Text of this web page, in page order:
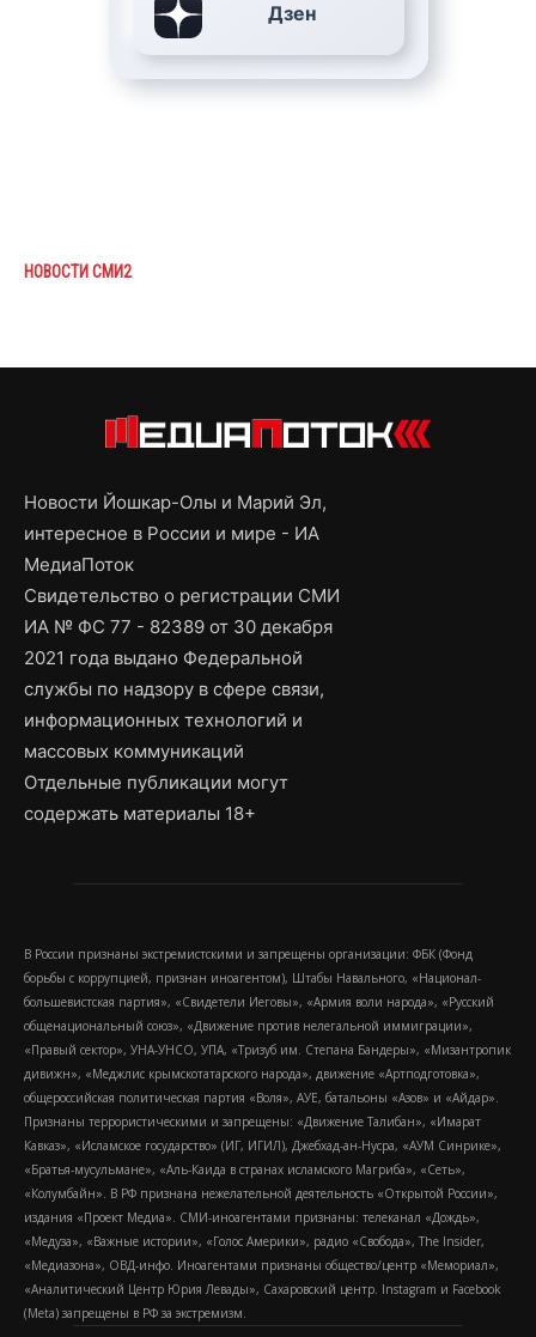
Дзен
НОВОСТИ СМИ2
Новости Йошкар-Олы и Марий Эл,
интересное в России и мире - ИА
МедиаПоток
Свидетельство о регистрации СМИ
ИА № ФС 77 - 82389 от 30 декабря
2021 года выдано Федеральной
службы по надзору в сфере связи,
информационных технологий и
массовых коммуникаций
Отдельные публикации могут
содержать материалы 18+
В России признаны экстремистскими и запрещены организации: ФБК (Фонд
борьбы с коррупцией, признан иноагентом), Штабы Навального, «Национал-
большевистская партия», «Свидетели Иеговы», «Армия воли народа», «Русский
общенациональный союз», «Движение против нелегальной иммиграции»,
«Правый сектор», УНА-УНСО, УПА, «Тризуб им. Степана Бандеры», «Мизантропик
дивижн», «Меджлис крымскотатарского народа», движение «Артподготовка»,
общероссийская политическая партия «Воля», АУЕ, батальоны «Азов» и «Айдар».
Признаны террористическими и запрещены: «Движение Талибан», «Имарат
Кавказ», «Исламское государство» (ИГ, ИГИЛ), Джебхад-ан-Нусра, «АУМ Синрике»,
«Братья-мусульмане», «Аль-Каида в странах исламского Магриба», «Сеть»,
«Колумбайн». В РФ признана нежелательной деятельность «Открытой России»,
издания «Проект Медиа». СМИ-иноагентами признаны: телеканал «Дождь»,
«Медуза», «Важные истории», «Голос Америки», радио «Свобода», The Insider,
«Медиазона», ОВД-инфо. Иноагентами признаны общество/центр «Мемориал»,
«Аналитический Центр Юрия Левады», Сахаровский центр. Instagram и Facebook
(Metа) запрещены в РФ за экстремизм.